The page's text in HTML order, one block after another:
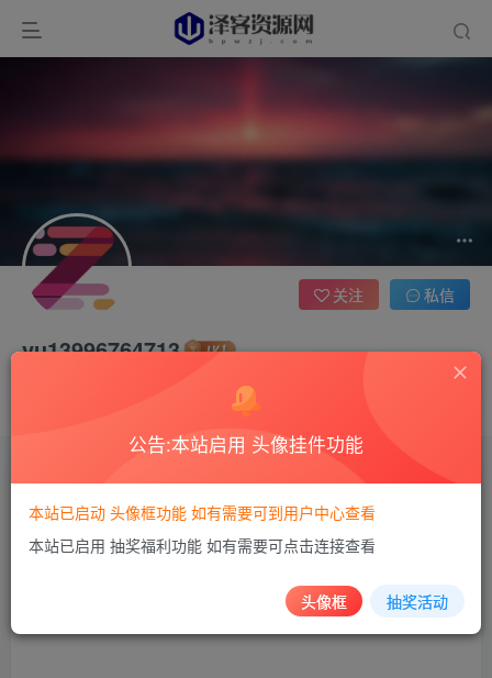
yu13996764713
关注 私信
文章0 收藏0 评论2 版块0 帖子0 粉丝0
发布 0
公告:本站启用 头像挂件功能
本站已启动 头像框功能 如有需要可到用户中心查看
本站已启用 抽奖福利功能 如有需要可点击连接查看
头像框 抽奖活动